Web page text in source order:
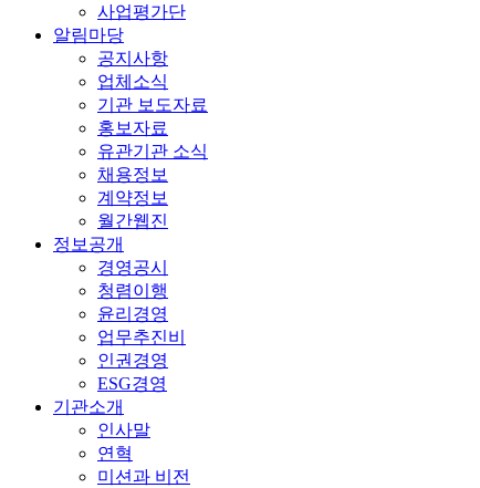
사업평가단
알림마당
공지사항
업체소식
기관 보도자료
홍보자료
유관기관 소식
채용정보
계약정보
월간웹진
정보공개
경영공시
청렴이행
윤리경영
업무추진비
인권경영
ESG경영
기관소개
인사말
연혁
미션과 비전